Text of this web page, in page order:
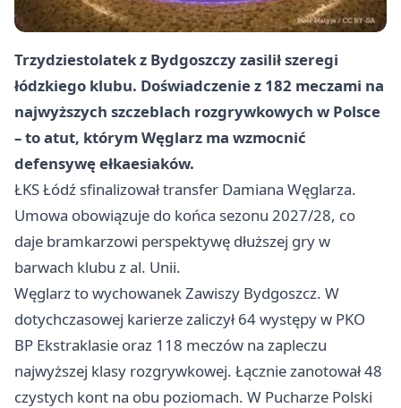
Trzydziestolatek z Bydgoszczy zasilił szeregi
łódzkiego klubu. Doświadczenie z 182 meczami na
najwyższych szczeblach rozgrywkowych w Polsce
– to atut, którym Węglarz ma wzmocnić
defensywę ełkaesiaków.
ŁKS Łódź sfinalizował transfer Damiana Węglarza.
Umowa obowiązuje do końca sezonu 2027/28, co
daje bramkarzowi perspektywę dłuższej gry w
barwach klubu z al. Unii.
Węglarz to wychowanek Zawiszy Bydgoszcz. W
dotychczasowej karierze zaliczył 64 występy w PKO
BP Ekstraklasie oraz 118 meczów na zapleczu
najwyższej klasy rozgrywkowej. Łącznie zanotował 48
czystych kont na obu poziomach. W Pucharze Polski